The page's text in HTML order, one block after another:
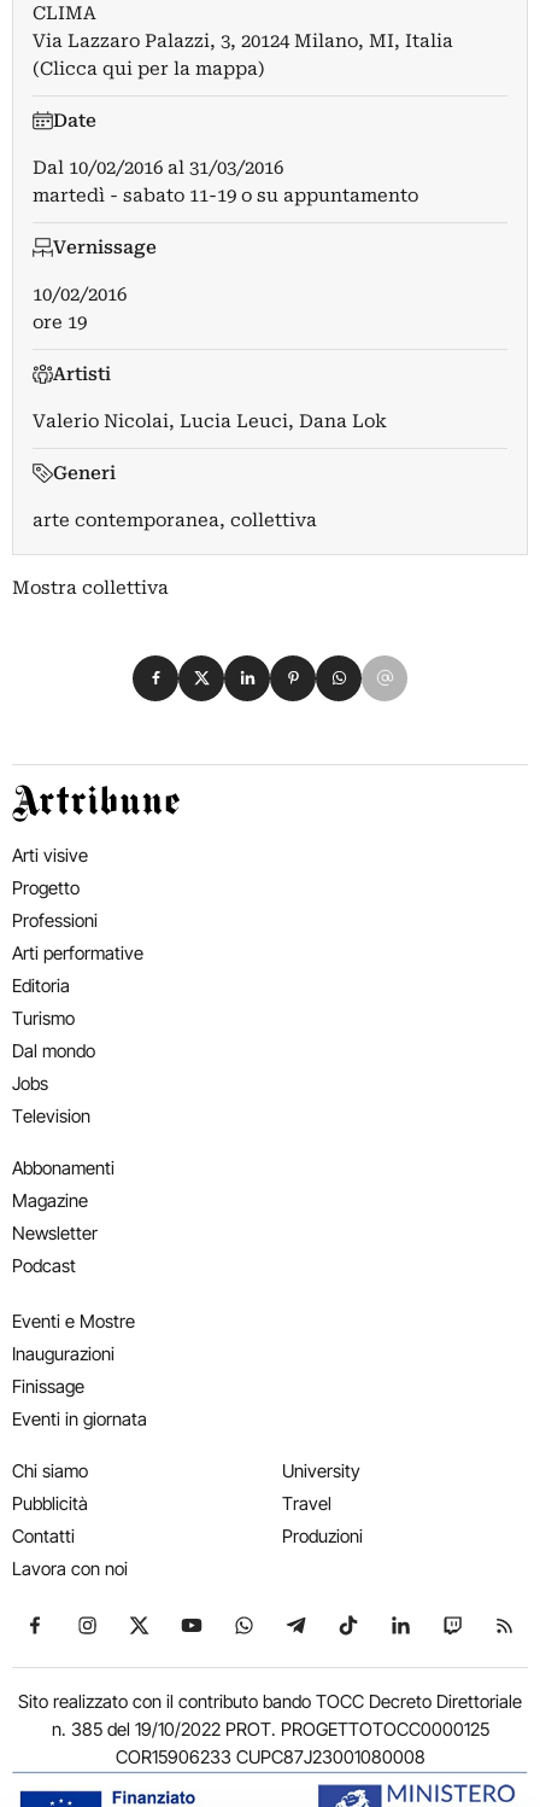
CLIMA
Via Lazzaro Palazzi, 3, 20124 Milano, MI, Italia
(Clicca qui per la mappa)
Date
Dal 10/02/2016 al 31/03/2016
martedì - sabato 11-19 o su appuntamento
Vernissage
10/02/2016
ore 19
Artisti
Valerio Nicolai, Lucia Leuci, Dana Lok
Generi
arte contemporanea, collettiva
Mostra collettiva
Condividi su Facebook
Condividi su X
Condividi su LinkedIn
Condividi su Pinterest
Condividi su WhatsApp
Condividi su Email
Artribune
Arti visive
Progetto
Professioni
Arti performative
Editoria
Turismo
Dal mondo
Jobs
Television
Abbonamenti
Magazine
Newsletter
Podcast
Eventi e Mostre
Inaugurazioni
Finissage
Eventi in giornata
Chi siamo
Pubblicità
Contatti
Lavora con noi
University
Travel
Produzioni
Seguici su Facebook
Seguici su Instagram
Seguici su X
Seguici su YouTube
Seguici su WhatsApp
Seguici su Telegram
Seguici su TikTok
Seguici su
Seguici
Sito realizzato con il contributo bando TOCC Decreto Direttoriale
n. 385 del 19/10/2022 PROT. PROGETTOTOCC0000125
COR15906233 CUPC87J23001080008